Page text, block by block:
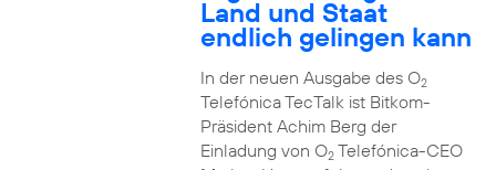
Land und Staat
endlich gelingen kann
In der neuen Ausgabe des O2
Telefónica TecTalk ist Bitkom-
Präsident Achim Berg der
Einladung von O2Telefónica-CEO